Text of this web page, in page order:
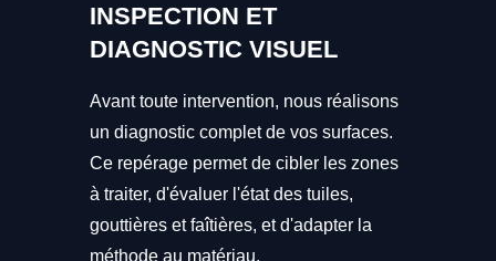
INSPECTION ET
DIAGNOSTIC VISUEL
Avant toute intervention, nous réalisons
un diagnostic complet de vos surfaces.
Ce repérage permet de cibler les zones
à traiter, d'évaluer l'état des tuiles,
gouttières et faîtières, et d'adapter la
méthode au matériau.